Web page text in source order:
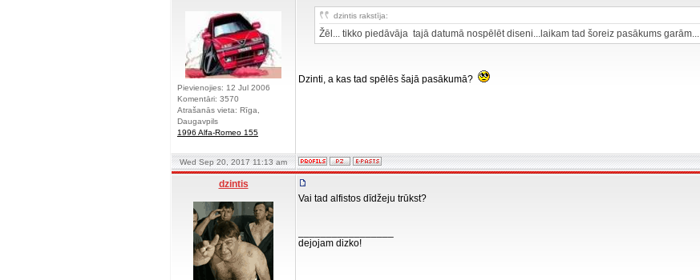
Pievienojies: 12 Jul 2006
Komentāri: 3570
Atrašanās vieta: Rīga,
Daugavpils
1996 Alfa-Romeo 155
dzintis rakstīja:
Žēl... tikko piedāvāja tajā datumā nospēlēt diseni...laikam tad šoreiz pasākums garām...
Dzinti, a kas tad spēlēs šajā pasākumā?
Wed Sep 20, 2017 11:13 am
dzintis
Vai tad alfistos dīdžeju trūkst?
dejojam dizko!